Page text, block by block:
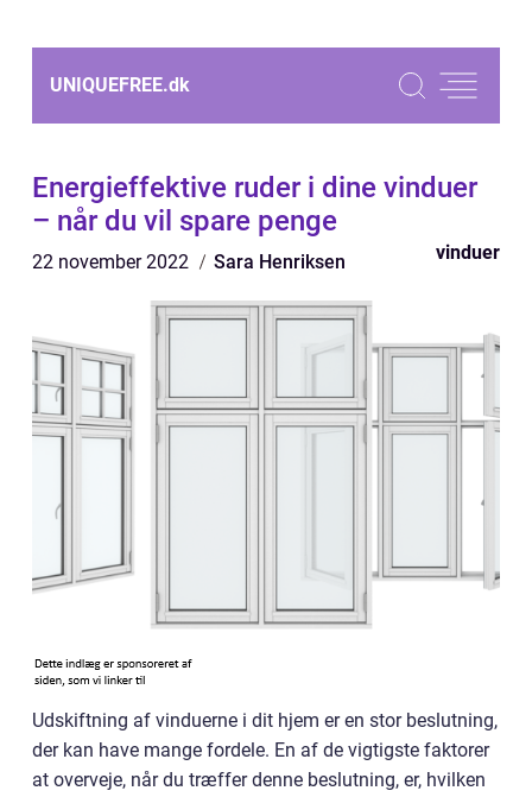
UNIQUEFREE.dk
Energieffektive ruder i dine vinduer
– når du vil spare penge
22 november 2022 Sara Henriksen vinduer
Udskiftning af vinduerne i dit hjem er en stor beslutning,
der kan have mange fordele. En af de vigtigste faktorer
at overveje, når du træffer denne beslutning, er, hvilken